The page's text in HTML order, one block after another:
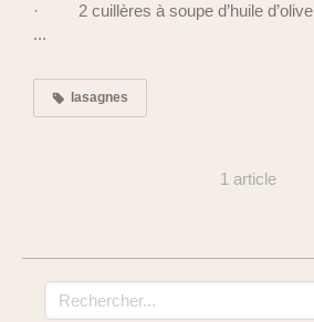
· 2 cuillères à soupe d’huile d’olive
...
lasagnes
1 article
Rechercher